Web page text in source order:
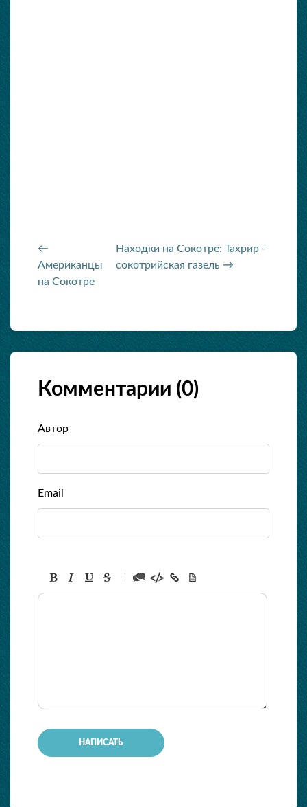
←
Американцы
на Сокотре
Находки на Сокотре: Тахрир -
сокотрийская газель →
Комментарии (0)
Автор
Email
-
-